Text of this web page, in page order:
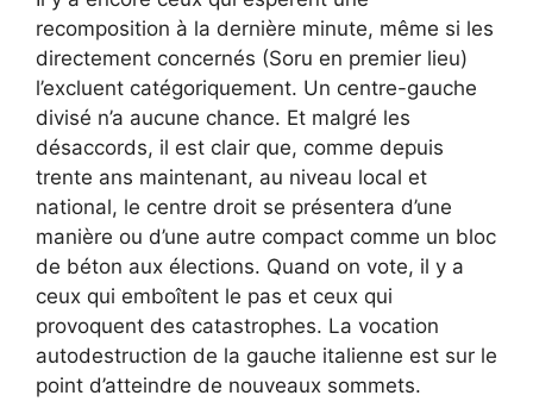
recomposition à la dernière minute, même si les
directement concernés (Soru en premier lieu)
l’excluent catégoriquement. Un centre-gauche
divisé n’a aucune chance. Et malgré les
désaccords, il est clair que, comme depuis
trente ans maintenant, au niveau local et
national, le centre droit se présentera d’une
manière ou d’une autre compact comme un bloc
de béton aux élections. Quand on vote, il y a
ceux qui emboîtent le pas et ceux qui
provoquent des catastrophes. La vocation
autodestruction de la gauche italienne est sur le
point d’atteindre de nouveaux sommets.